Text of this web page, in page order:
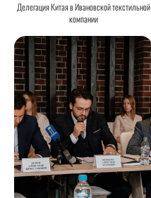
Делегация Китая в Ивановской текстильной
компании